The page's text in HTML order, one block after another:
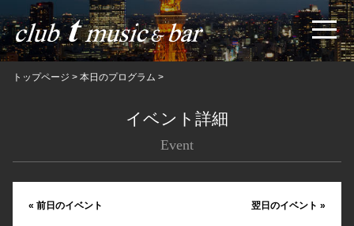
トップページ > 本日のプログラム >
イベント詳細
Event
« 前日のイベント 翌日のイベント»